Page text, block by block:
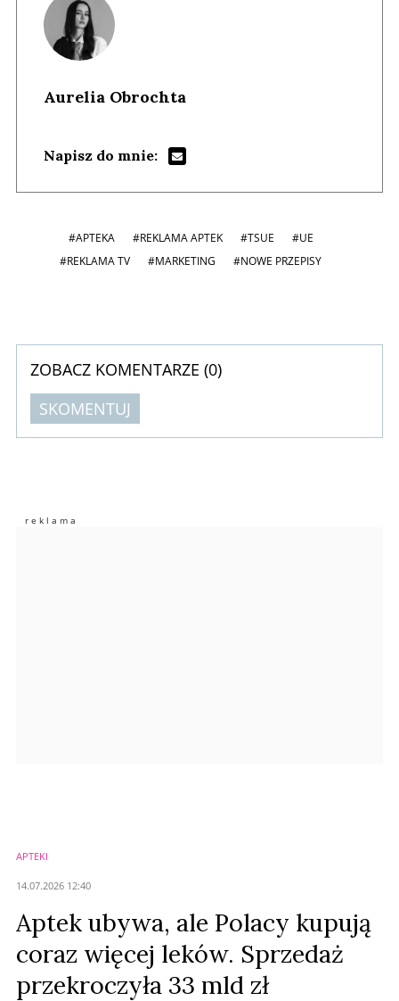
Aurelia Obrochta
Napisz do mnie:
#APTEKA #REKLAMA APTEK #TSUE
#UE
#REKLAMA TV
#MARKETING #NOWE PRZEPISY
ZOBACZ KOMENTARZE (0)
SKOMENTUJ
Imię (Wymagane)
APTEKI
14.07.2026 12:40
Aptek ubywa, ale Polacy kupują
coraz więcej leków. Sprzedaż
przekroczyła 33 mld zł